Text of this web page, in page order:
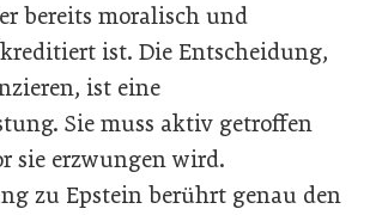
bereits moralisch und
ist. Die Entscheidung,
ist eine
Sie muss aktiv getroffen
sie erzwungen wird.
zu Epstein berührt genau den